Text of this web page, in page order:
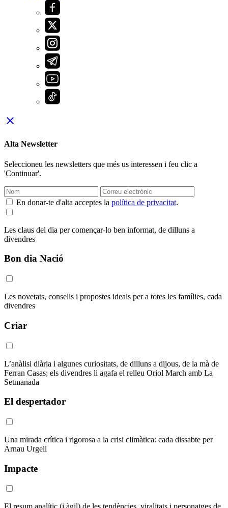
close
Alta Newsletter
Seleccioneu les newsletters que més us interessen i feu clic a
'Continuar'.
En donar-te d'alta acceptes la política de privacitat.
Les claus del dia per començar-lo ben informat, de dilluns a
divendres
Bon dia Nació
Les novetats, consells i propostes ideals per a totes les famílies, cada
divendres
Criar
L’anàlisi diària i algunes curiositats, de dilluns a dijous, de la mà de
Ferran Casas; els divendres li agafa el relleu Oriol March amb La
Setmanada
El despertador
Una mirada crítica i rigorosa a la crisi climàtica: cada dissabte per
Arnau Urgell
Impacte